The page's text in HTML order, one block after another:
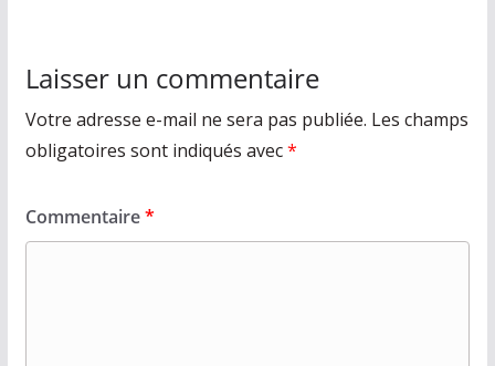
Laisser un commentaire
Votre adresse e-mail ne sera pas publiée. Les champs
obligatoires sont indiqués avec*
Commentaire*